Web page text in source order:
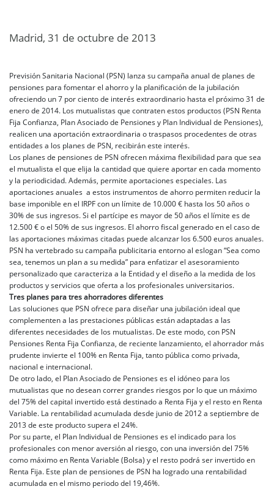
Madrid, 31 de octubre de 2013
Previsión Sanitaria Nacional (PSN) lanza su campaña anual de planes de
pensiones para fomentar el ahorro y la planificación de la jubilación
ofreciendo un 7 por ciento de interés extraordinario hasta el próximo 31 de
enero de 2014. Los mutualistas que contraten estos productos (PSN Renta
Fija Confianza, Plan Asociado de Pensiones y Plan Individual de Pensiones),
realicen una aportación extraordinaria o traspasos procedentes de otras
entidades a los planes de PSN, recibirán este interés.
Los planes de pensiones de PSN ofrecen máxima flexibilidad para que sea
el mutualista el que elija la cantidad que quiere aportar en cada momento
y la periodicidad. Además, permite aportaciones especiales. Las
aportaciones anuales a estos instrumentos de ahorro permiten reducir la
base imponible en el IRPF con un límite de 10.000 € hasta los 50 años o
30% de sus ingresos. Si el partícipe es mayor de 50 años el límite es de
12.500 € o el 50% de sus ingresos. El ahorro fiscal generado en el caso de
las aportaciones máximas citadas puede alcanzar los 6.500 euros anuales.
PSN ha vertebrado su campaña publicitaria entorno al eslogan “Sea como
sea, tenemos un plan a su medida” para enfatizar el asesoramiento
personalizado que caracteriza a la Entidad y el diseño a la medida de los
productos y servicios que oferta a los profesionales universitarios.
Tres planes para tres ahorradores diferentes
Las soluciones que PSN ofrece para diseñar una jubilación ideal que
complementen a las prestaciones públicas están adaptadas a las
diferentes necesidades de los mutualistas. De este modo, con PSN
Pensiones Renta Fija Confianza, de reciente lanzamiento, el ahorrador más
prudente invierte el 100% en Renta Fija, tanto pública como privada,
nacional e internacional.
De otro lado, el Plan Asociado de Pensiones es el idóneo para los
mutualistas que no desean correr grandes riesgos por lo que un máximo
del 75% del capital invertido está destinado a Renta Fija y el resto en Renta
Variable. La rentabilidad acumulada desde junio de 2012 a septiembre de
2013 de este producto supera el 24%.
Por su parte, el Plan Individual de Pensiones es el indicado para los
profesionales con menor aversión al riesgo, con una inversión del 75%
como máximo en Renta Variable (Bolsa) y el resto podrá ser invertido en
Renta Fija. Este plan de pensiones de PSN ha logrado una rentabilidad
acumulada en el mismo periodo del 19,46%.